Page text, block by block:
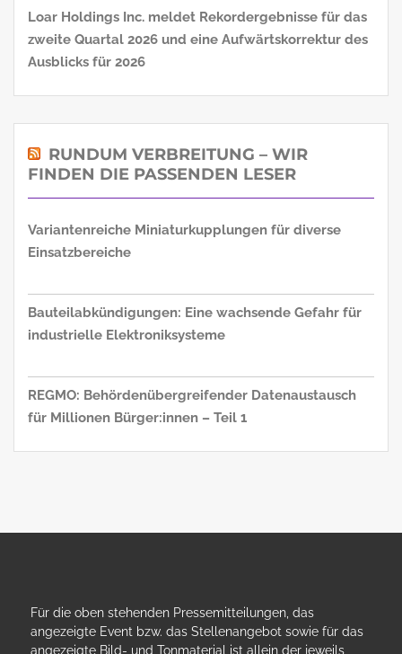
Loar Holdings Inc. meldet Rekordergebnisse für das
zweite Quartal 2026 und eine Aufwärtskorrektur des
Ausblicks für 2026
RUNDUM VERBREITUNG – WIR
FINDEN DIE PASSENDEN LESER
Variantenreiche Miniaturkupplungen für diverse
Einsatzbereiche
Bauteilabkündigungen: Eine wachsende Gefahr für
industrielle Elektroniksysteme
REGMO: Behördenübergreifender Datenaustausch
für Millionen Bürger:innen – Teil 1
Für die oben stehenden Pressemitteilungen, das
angezeigte Event bzw. das Stellenangebot sowie für das
angezeigte Bild- und Tonmaterial ist allein der jeweils